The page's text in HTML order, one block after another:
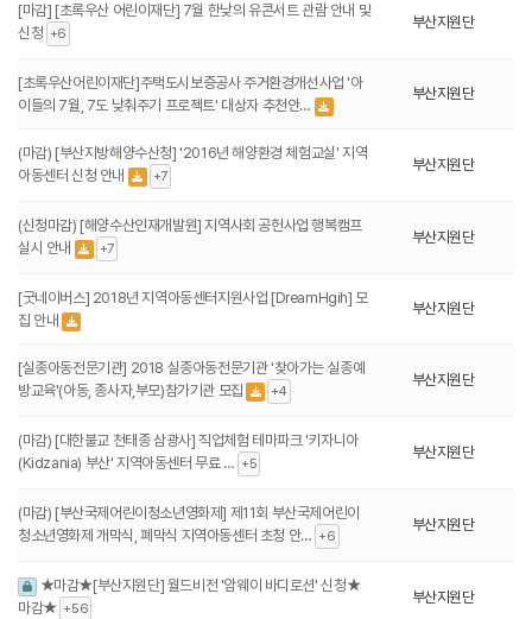
[마감] [초록우산 어린이재단] 7월 한낮의 유콘서트 관람 안내 및
신청 +6
부산지원단
[초록우산어린이재단]주택도시보증공사 주거환경개선사업 '아
이들의 7월, 7도 낮춰주기 프로젝트' 대상자 추천안…
부산지원단
(마감) [부산지방해양수산청] '2016년 해양환경 체험교실' 지역
아동센터 신청 안내
+7
부산지원단
(신청마감) [해양수산인재개발원] 지역사회 공헌사업 행복캠프
실시 안내
+7
부산지원단
[굿네이버스] 2018년 지역아동센터지원사업 [DreamHgih] 모
집 안내
부산지원단
[실종아동전문기관] 2018 실종아동전문기관 '찾아가는 실종예
방교육'(아동, 종사자,부모)참가기관 모집
+4
부산지원단
(마감) [대한불교 천태종 삼광사] 직업체험 테마파크 '키자니아
(Kidzania) 부산' 지역아동센터 무료 … +5
부산지원단
(마감) [부산국제어린이청소년영화제] 제11회 부산국제어린이
청소년영화제 개막식, 폐막식 지역아동센터 초청 안… +6
부산지원단
★마감★[부산지원단] 월드비전 '암웨이 바디로션' 신청★
마감★ +56
부산지원단